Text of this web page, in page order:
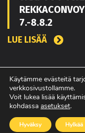
7.-8.8.2
LUE LISÄÄ
TOUKO
MYYNTIÄ
LUE LISÄÄ
Käytämme evästeitä
verkkosivustollamme.
Voit lukea lisää
kohdassa asetukset.
Hyväksy Hylkää